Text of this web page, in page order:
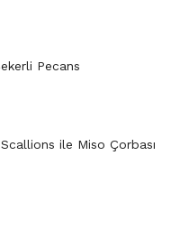
Pecans
ile Miso Çorbası